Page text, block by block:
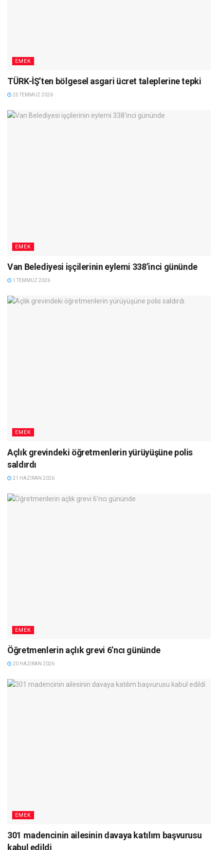
EMEK
TÜRK-İŞ’ten bölgesel asgari ücret taleplerine tepki
25 TEMMUZ 2026
EMEK
Van Belediyesi işçilerinin eylemi 338’inci gününde
1 TEMMUZ 2026
EMEK
Açlık grevindeki öğretmenlerin yürüyüşüne polis
saldırdı
21 HAZIRAN 2026
EMEK
Öğretmenlerin açlık grevi 6’ncı gününde
20 HAZIRAN 2026
EMEK
301 madencinin ailesinin davaya katılım başvurusu
kabul edildi